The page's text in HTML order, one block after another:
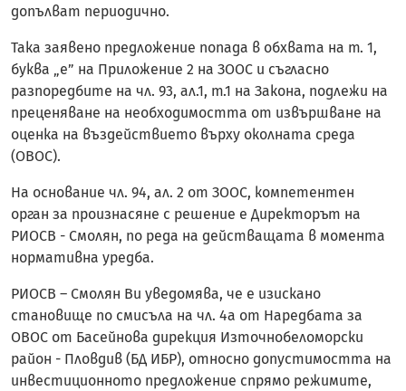
допълват периодично.
Така заявено предложение попада в обхвата на т. 1,
буква „е” на Приложение 2 на ЗООС и съгласно
разпоредбите на чл. 93, ал.1, т.1 на Закона, подлежи на
преценяване на необходимостта от извършване на
оценка на въздействието върху околната среда
(ОВОС).
На основание чл. 94, ал. 2 от ЗООС, компетентен
орган за произнасяне с решение е Директорът на
РИОСВ - Смолян, по реда на действащата в момента
нормативна уредба.
РИОСВ – Смолян Ви уведомява, че е изискано
становище по смисъла на чл. 4а от Наредбата за
ОВОС от Басейнова дирекция Източнобеломорски
район - Пловдив (БД ИБР), относно допустимостта на
инвестиционното предложение спрямо режимите,